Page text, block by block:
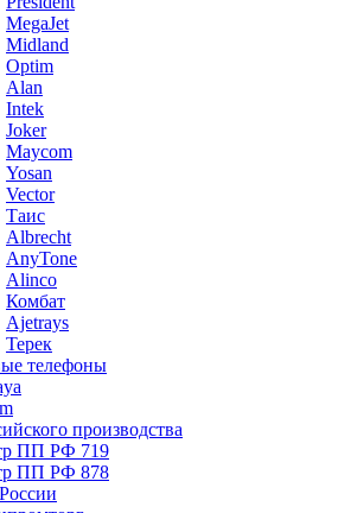
MegaJet
Midland
Optim
Alan
Intek
Joker
Maycom
Yosan
Vector
Таис
Albrecht
AnyTone
Alinco
Комбат
Ajetrays
Терек
телефоны
производства
ПП РФ 719
ПП РФ 878